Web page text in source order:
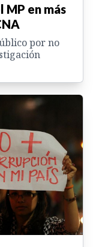
MP en más
por no